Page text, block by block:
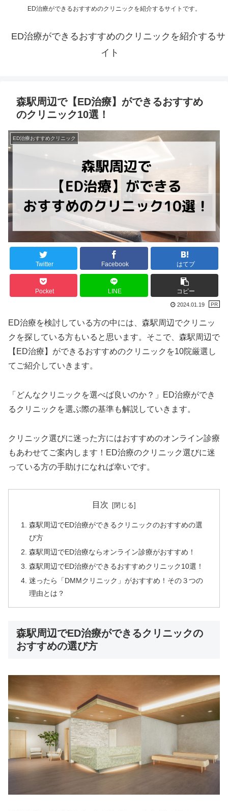
ED治療ができるおすすめのクリニックを紹介するサイトです。
ED治療ができるおすすめのクリニックを紹介するサ
イト
森駅周辺で【ED治療】ができるおすすめ
のクリニック10選！
ED治療おすすめクリニック
Twitter Facebook はてブ
Pocket LINE コピー
2024.01.19
ED治療を検討している方の中には、森駅周辺でクリニッ
クを探している方もいると思います。そこで、森駅周辺で
【ED治療】ができるおすすめのクリニックを10院厳選し
てご紹介していきます。
「どんなクリニックを選べば良いのか？」ED治療ができ
るクリニックを選ぶ際の基準も解説していきます。
クリニック選びに迷った方にはおすすめのオンライン診療
もあわせてご案内します！ED治療のクリニック選びに迷
っている方の手助けになれば幸いです。
目次
森駅周辺でED治療ができるクリニックのおすすめの選
び方
森駅周辺でED治療ならオンライン診療がおすすめ！
森駅周辺でED治療ができるおすすめクリニック10選！
迷ったら「DMMクリニック」がおすすめ！その３つの
理由とは？
森駅周辺でED治療ができるクリニックの
おすすめの選び方